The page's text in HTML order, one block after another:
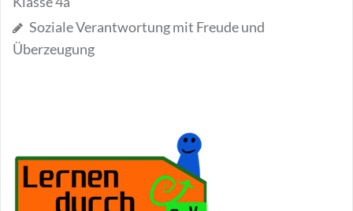
Soziale Verantwortung mit Freude und
Überzeugung